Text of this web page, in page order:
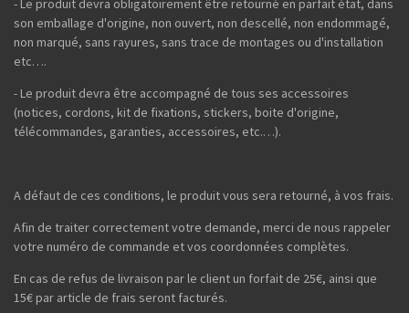
- Le produit devra obligatoirement être retourné en parfait état, dans
son emballage d'origine, non ouvert, non descellé, non endommagé,
non marqué, sans rayures, sans trace de montages ou d'installation
etc….
- Le produit devra être accompagné de tous ses accessoires
(notices, cordons, kit de fixations, stickers, boite d'origine,
télécommandes, garanties, accessoires, etc.…).
A défaut de ces conditions, le produit vous sera retourné, à vos frais.
Afin de traiter correctement votre demande, merci de nous rappeler
votre numéro de commande et vos coordonnées complètes.
En cas de refus de livraison par le client un forfait de 25€, ainsi que
15€ par article de frais seront facturés.